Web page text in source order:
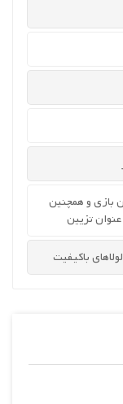
بازی و همچنین
تزیین
باکیفیت